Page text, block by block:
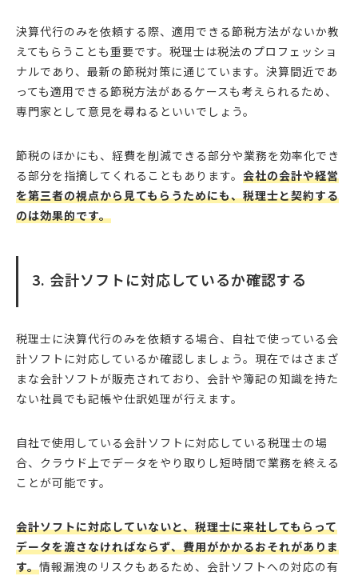
決算代行のみを依頼する際、適用できる節税方法がないか教
えてもらうことも重要です。税理士は税法のプロフェッショ
ナルであり、最新の節税対策に通じています。決算間近であ
っても適用できる節税方法があるケースも考えられるため、
専門家として意見を尋ねるといいでしょう。
節税のほかにも、経費を削減できる部分や業務を効率化でき
る部分を指摘してくれることもあります。 会社の会計や経営
を第三者の視点から見てもらうためにも、税理士と契約する
のは効果的です。
3. 会計ソフトに対応しているか確認する
税理士に決算代行のみを依頼する場合、自社で使っている会
計ソフトに対応しているか確認しましょう。現在ではさまざ
まな会計ソフトが販売されており、会計や簿記の知識を持た
ない社員でも記帳や仕訳処理が行えます。
自社で使用している会計ソフトに対応している税理士の場
合、クラウド上でデータをやり取りし短時間で業務を終える
ことが可能です。
会計ソフトに対応していないと、税理士に来社してもらって
データを渡さなければならず、費用がかかるおそれがありま
す。情報漏洩のリスクもあるため、会計ソフトへの対応の有